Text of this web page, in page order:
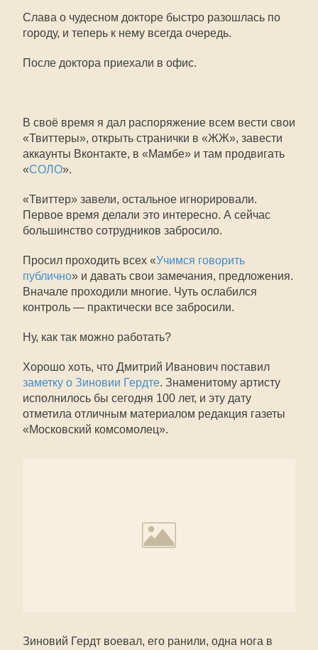
Слава о чудесном докторе быстро разошлась по
городу, и теперь к нему всегда очередь.
После доктора приехали в офис.
В своё время я дал распоряжение всем вести свои
«Твиттеры», открыть странички в «ЖЖ», завести
аккаунты Вконтакте, в «Мамбе» и там продвигать
«СОЛО».
«Твиттер» завели, остальное игнорировали.
Первое время делали это интересно. А сейчас
большинство сотрудников забросило.
Просил проходить всех «Учимся говорить
публично» и давать свои замечания, предложения.
Вначале проходили многие. Чуть ослабился
контроль — практически все забросили.
Ну, как так можно работать?
Хорошо хоть, что Дмитрий Иванович поставил
заметку о Зиновии Гердте. Знаменитому артисту
исполнилось бы сегодня 100 лет, и эту дату
отметила отличным материалом редакция газеты
«Московский комсомолец».
Зиновий Гердт воевал, его ранили, одна нога в